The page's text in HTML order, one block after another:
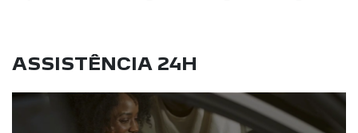
ASSISTÊNCIA 24H